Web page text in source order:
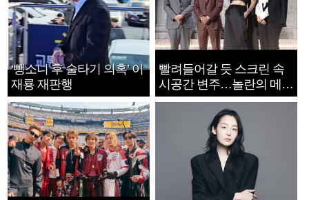
‘뺑소니 후 술타기 의혹’ 이
재룡 재판행
빨려들어갈 듯 스크린 속
시공간 변주…놀란의 메시
지는 ‘전쟁 속죄’